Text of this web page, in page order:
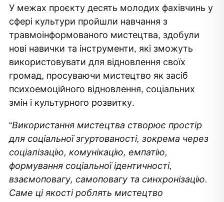
У межах проєкту десять молодих фахівчинь у
сфері культури пройшли навчання з
травмоінформованого мистецтва, здобули
нові навички та інструменти, які зможуть
використовувати для відновлення своїх
громад, просуваючи мистецтво як засіб
психоемоційного відновлення, соціальних
змін і культурного розвитку.
“Використання мистецтва створює простір
для соціальної згуртованості, зокрема через
соціалізацію, комунікацію, емпатію,
формування соціальної ідентичності,
взаємоповагу, самоповагу та синхронізацію.
Саме ці якості роблять мистецтво